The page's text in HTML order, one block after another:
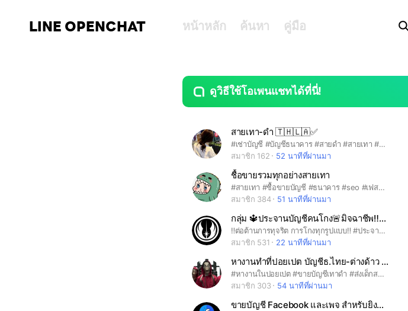
LINE OPENCHAT หน้าหลัก ค้นหา คู่มือ or
search
area
ดูวิธีใช้โอเพนแชทได้ที่นี่!
สายเทา-ดำ 🇹🇭🇱🇦✅
#เช่าบัญชี #บัญชีธนาคาร #สายดำ #สายเทา #นายหน้า #ชื้อ-ขาย
สมาชิก 162
52 นาทีที่ผ่านมา
ชื้อขายรวมทุกอย่างสายเทา
#สายเทา #ชื้อขายบัญชี #ธนาคาร #seo #เฟสบุ๊ค #fackbook #tiktok #วอเลท #ชื้อขายธนาคาร #Se0
สมาชิก 384
51 นาทีที่ผ่านมา
กลุ่ม 🔱ประจานบัญชีคนโกง🚨มิจฉาชีพ‼️ออนไลน์❌ห้ามขาย
‼️ต่อต้านการทุจริต การโกงทุกรูปแบบ‼️ #ประจานคนโกง #เช็คโม #เช็ค #บัญชี #บัญชีโกง #ห้ามโอน #โกง #ห้าม #แบล็คลิช #เงินกู้ #เงิน #ขายของ #modoling #บัญชีดำ #ห้ามโอน #บัญชีดำ #วงการสีเทา #สีเทา #เลขบัญชี #ตรวจสอบการซื้อขาย #สีดำ #ออนไลน์ #บ้านแชร์ #โกงออนไลน์ #ทุจริต #นักบิด #บิด #เงิน #money #มิจฉาชีพ #มิจฉาชีพออนไลน์ #หลอกลวง #สินค้ส ❌ห้ามประขายของภายในกลุ่ม❌
สมาชิก 531
22 นาทีที่ผ่านมา
หางานทำที่ปอยเปต บัญชีธ.ไทย-ต่างด้าว ตกงาน ร้อนเงิ
#หางานในปอยเปต #ขายบัญชีเทาดำ #ส่งเด็กสแกนหน้า #ส่งเด็กทำงาน #หาของดีดของเมา #รับจบทุกอย่างในปอยเปต
สมาชิก 303
54 นาทีที่ผ่านมา
ขายบัญชี Facebook และเพจ สำหรับยิงแอดสายเทา By themust